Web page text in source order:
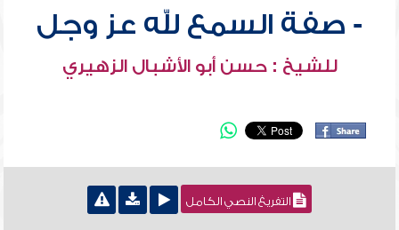
- صفة السمع لله عز وجل
للشيخ : حسن أبو الأشبال الزهيري
التفريغ النصي الكامل